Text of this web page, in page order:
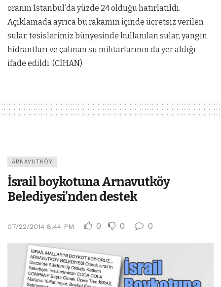
oranın İstanbul’da yüzde 24 olduğu hatırlatıldı.
Açıklamada ayrıca bu rakamın içinde ücretsiz verilen
sular, tesislerimiz bünyesinde kullanılan sular, yangın
hidrantları ve çalınan su miktarlarının da yer aldığı
ifade edildi. (CİHAN)
ARNAVUTKÖY
İsrail boykotuna Arnavutköy
Belediyesi’nden destek
07/22/2014 8:44 PM 0 0 0